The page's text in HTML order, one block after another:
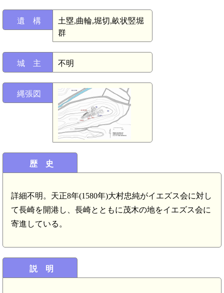
遺 構
土塁,曲輪,堀切,畝状竪堀
群
城 主 不明
縄張図
歴 史
詳細不明。天正8年(1580年)大村忠純がイエズス会に対し
て長崎を開港し、長崎とともに茂木の地をイエズス会に
寄進している。
説 明